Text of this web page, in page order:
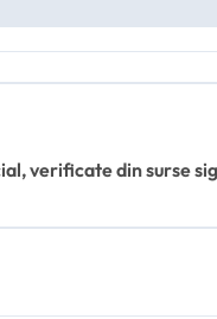
verificate din surse